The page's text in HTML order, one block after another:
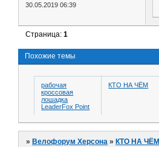
30.05.2019 06:39
Страница:1
Похожие темы
рабочая
кроссовая
лошадка
LeaderFox Point
КТО НА ЧЁМ
» Велофорум Херсона » КТО НА ЧЁМ